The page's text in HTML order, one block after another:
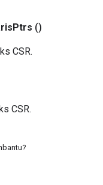
Ptrs ()
CSR.
CSR.